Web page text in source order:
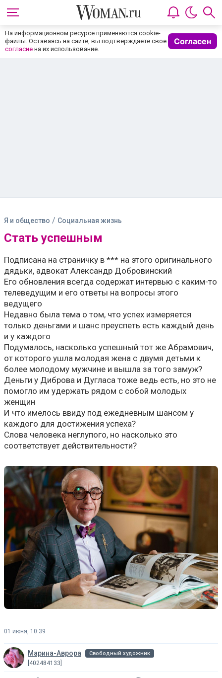
На информационном ресурсе применяются cookie-
файлы. Оставаясь на сайте, вы подтверждаете свое
согласие на их использование.
Согласен
Я и общество / Социальная жизнь
Стать успешным
Подписана на страничку в *** на этого оригинального
дядьки, адвокат Александр Добровинский
Его обновления всегда содержат интервью с каким-то
телеведущим и его ответы на вопросы этого
ведущего
Недавно была тема о том, что успех измеряется
только деньгами и шанс преуспеть есть каждый день
и у каждого
Подумалось, насколько успешный тот же Абрамович,
от которого ушла молодая жена с двумя детьми к
более молодому мужчине и вышла за того замуж?
Деньги у Диброва и Дугласа тоже ведь есть, но это не
помогло им удержать рядом с собой молодых
женщин
И что имелось ввиду под ежедневным шансом у
каждого для достижения успеха?
Слова человека неглупого, но насколько это
соответствует действительности?
01 июня, 10:39
Марина-Аврора Свободный художник
[402484133]